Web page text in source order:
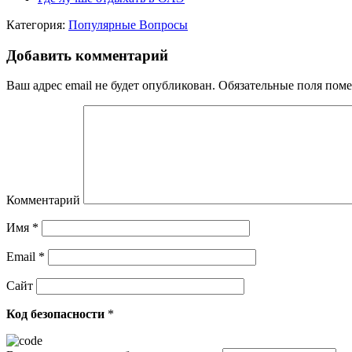
Категория: Популярные Вопросы
Добавить комментарий
Ваш адрес email не будет опубликован. Обязательные поля
Комментарий
Имя *
Email *
Сайт
Код безопасности *